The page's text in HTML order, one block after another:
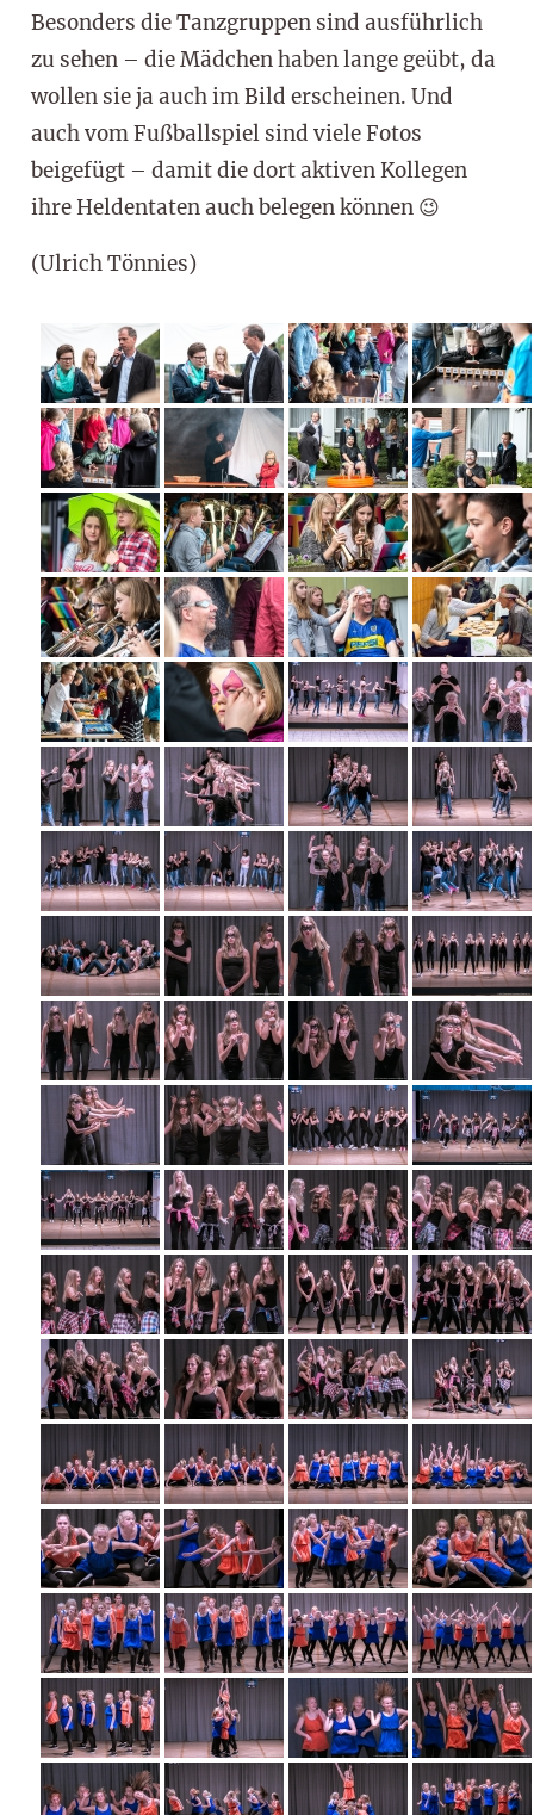
Besonders die Tanzgruppen sind ausführlich
zu sehen – die Mädchen haben lange geübt, da
wollen sie ja auch im Bild erscheinen. Und
auch vom Fußballspiel sind viele Fotos
beigefügt – damit die dort aktiven Kollegen
ihre Heldentaten auch belegen können 😉
(Ulrich Tönnies)